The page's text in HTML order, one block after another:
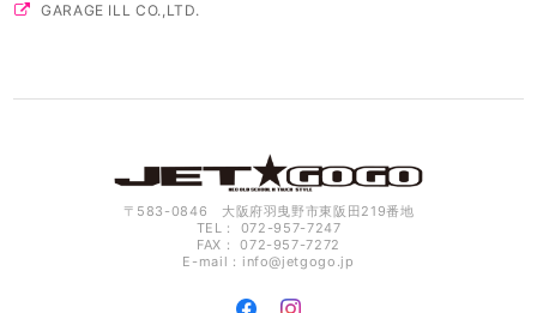
GARAGE ILL CO.,LTD.
〒583-0846 大阪府羽曳野市東阪田219番地
TEL： 072-957-7247
FAX： 072-957-7272
E-mail： info@jetgogo.jp